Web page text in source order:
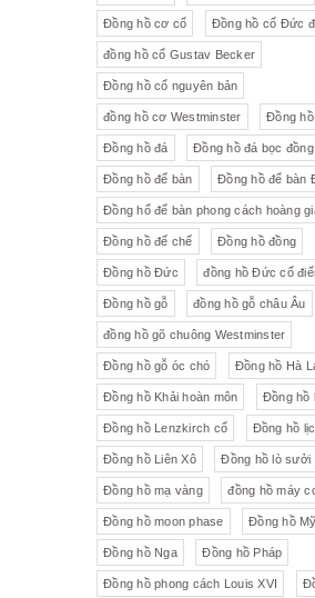
Đồng hồ cơ cổ Đồng hồ cổ Đức
đồng hồ cổ Gustav Becker
Đồng hồ cổ nguyên bản
đồng hồ cơ Westminster Đồng
Đồng hồ đá Đồng hồ đá bọc đồng
Đồng hồ để bàn Đồng hồ để bàn
Đồng hổ để bàn phong cách hoàng
Đồng hồ đế chế Đồng hồ đồng
Đồng hồ Đức đồng hồ Đức cổ
Đồng hồ gỗ đồng hồ gỗ châu Âu
đồng hồ gõ chuông Westminster
Đồng hồ gỗ óc chó Đồng hồ Hà
Đồng hồ Khải hoàn môn Đồng hồ
Đồng hồ Lenzkirch cổ Đồng hồ
Đồng hồ Liên Xô Đồng hồ lò sưởi
Đồng hồ mạ vàng đồng hồ máy
Đồng hồ moon phase Đồng hồ Mỹ
Đồng hồ Nga Đồng hồ Pháp
Đồng hồ phong cách Louis XVI